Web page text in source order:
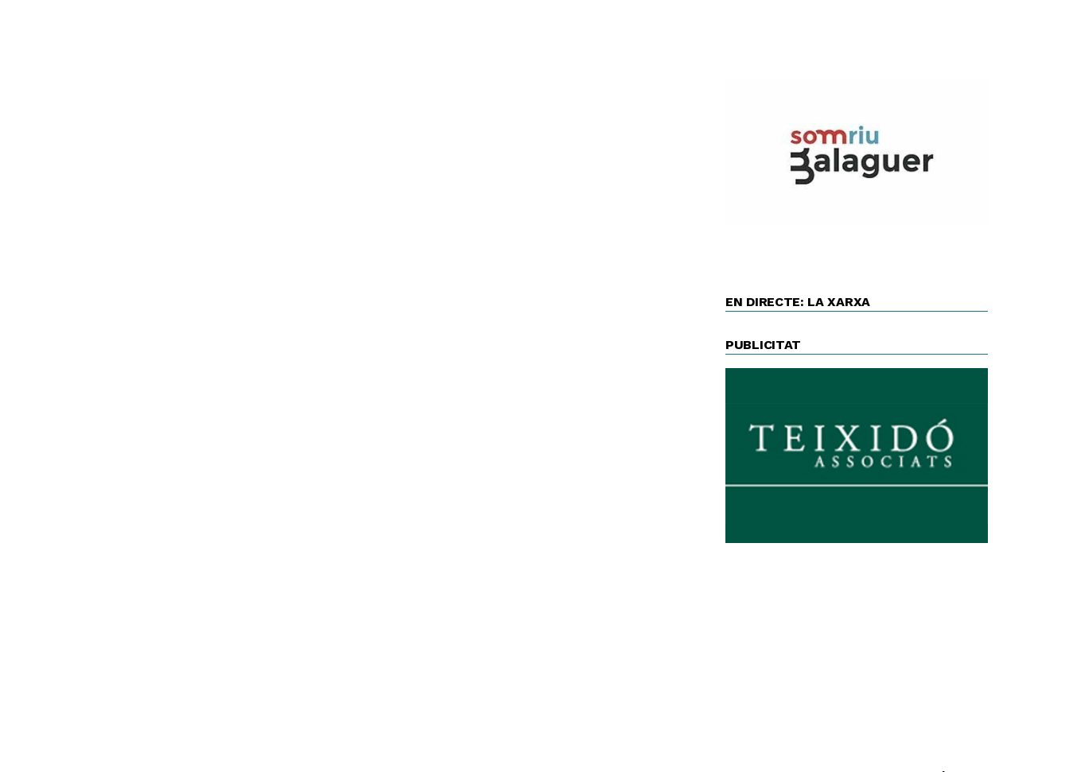
EN DIRECTE: LA XARXA
PUBLICITAT